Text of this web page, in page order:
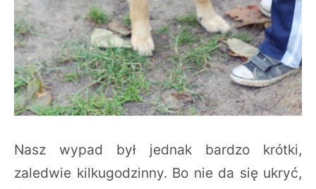
Nasz wypad był jednak bardzo krótki,
zaledwie kilkugodzinny. Bo nie da się ukryć,